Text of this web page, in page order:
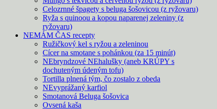
Celozrnné špagety s beluga šošovicou (z ryžovaru)
Ryža s quinoou a kopou naparenej zeleniny (z
ryžovaru)
NEMÁM ČAS recepty
Ružičkový kel s ryžou a zeleninou
Cícer na smotane s pohánkou (za 15 minút)
NEbryndzové NEhalušky (aneb KRÚPY s
dochuteným údeným tofu)
Tortilla plnená tým, čo zostalo z obeda
NEvyprážaný karfiol
Smotanová Beluga šošovica
Ovsená kaša